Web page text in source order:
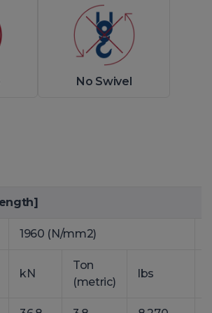
No Swivel
1960 (N/mm2)
kN
Ton
(metric)
lbs